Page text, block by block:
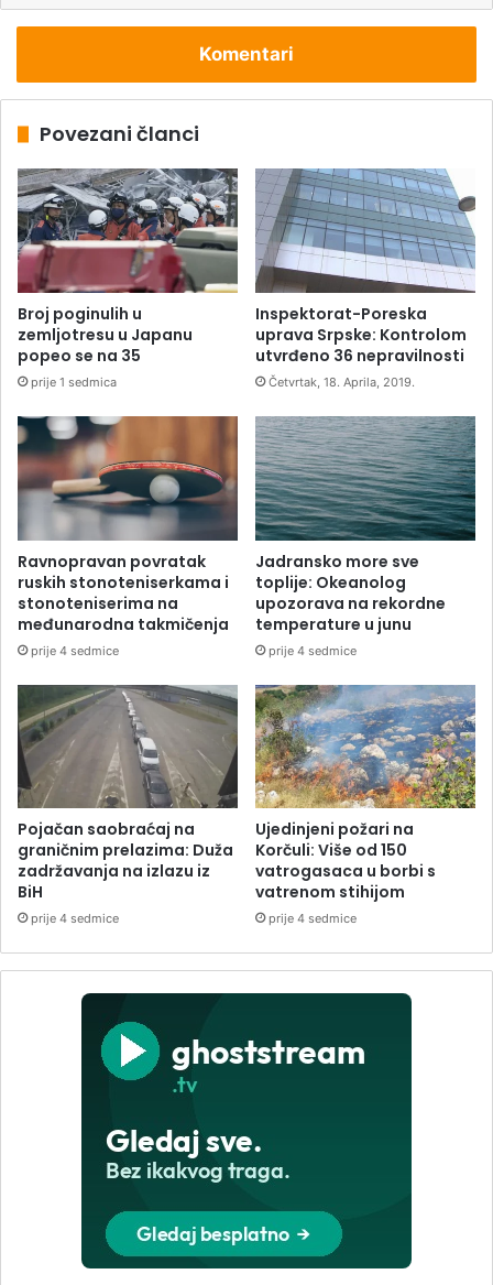
Komentari
Povezani članci
Broj poginulih u
zemljotresu u Japanu
popeo se na 35
prije 1 sedmica
Inspektorat-Poreska
uprava Srpske: Kontrolom
utvrđeno 36 nepravilnosti
Četvrtak, 18. Aprila, 2019.
Ravnopravan povratak
ruskih stonoteniserkama i
stonoteniserima na
međunarodna takmičenja
prije 4 sedmice
Jadransko more sve
toplije: Okeanolog
upozorava na rekordne
temperature u junu
prije 4 sedmice
Pojačan saobraćaj na
graničnim prelazima: Duža
zadržavanja na izlazu iz
BiH
prije 4 sedmice
Ujedinjeni požari na
Korčuli: Više od 150
vatrogasaca u borbi s
vatrenom stihijom
prije 4 sedmice